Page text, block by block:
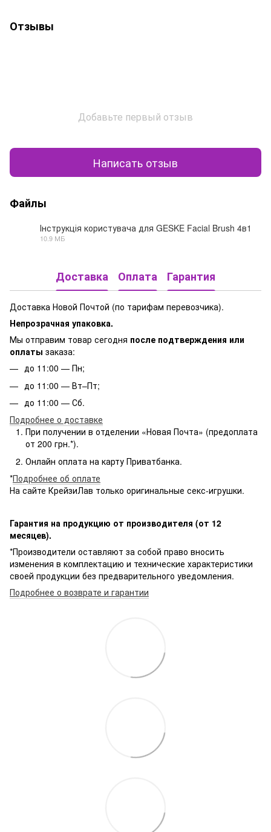
Отзывы
Добавьте первый отзыв
Написать отзыв
Файлы
Інструкція користувача для GESKE Facial Brush 4в1
10.9 МБ
Доставка Оплата Гарантия
Доставка Новой Почтой (по тарифам перевозчика).
Непрозрачная упаковка.
Мы отправим товар сегодня после подтверждения или
оплаты заказа:
до 11:00 — Пн;
до 11:00 — Вт–Пт;
до 11:00 — Сб.
Подробнее о доставке
При получении в отделении «Новая Почта» (предоплата
от 200 грн.*).
Онлайн оплата на карту Приватбанка.
*Подробнее об оплате
На сайте КрейзиЛав только оригинальные секс-игрушки.
Гарантия на продукцию от производителя (от 12
месяцев).
*Производители оставляют за собой право вносить
изменения в комплектацию и технические характеристики
своей продукции без предварительного уведомления.
Подробнее о возврате и гарантии